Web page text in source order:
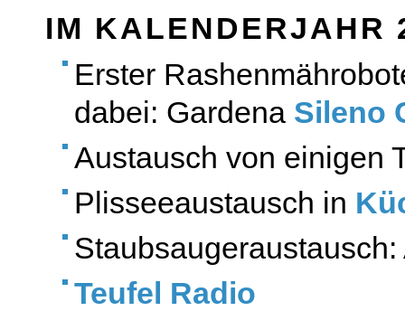
IM KALENDERJAHR
Erster
dabei: Gardena Sileno
Austausch von einigen
Plisseeaustausch in
Teufel Radio